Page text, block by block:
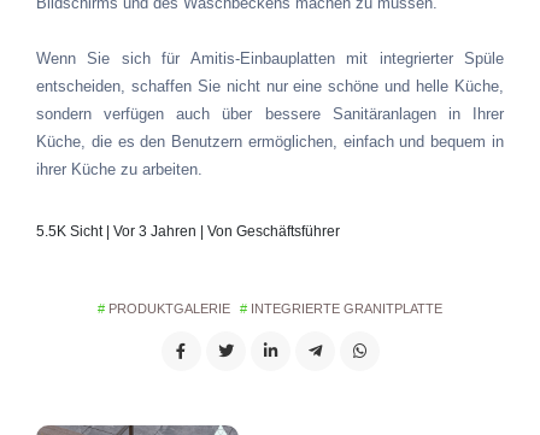
Wenn Sie sich für Amitis-Einbauplatten mit integrierter Spüle
entscheiden, schaffen Sie nicht nur eine schöne und helle Küche,
sondern verfügen auch über bessere Sanitäranlagen in Ihrer
Küche, die es den Benutzern ermöglichen, einfach und bequem in
ihrer Küche zu arbeiten.
5.5K Sicht | Vor 3 Jahren | Von Geschäftsführer
PRODUKTGALERIE INTEGRIERTE GRANITPLATTE